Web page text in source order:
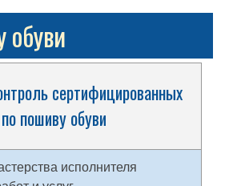
сертифицированных
пошиву обуви
исполнителя